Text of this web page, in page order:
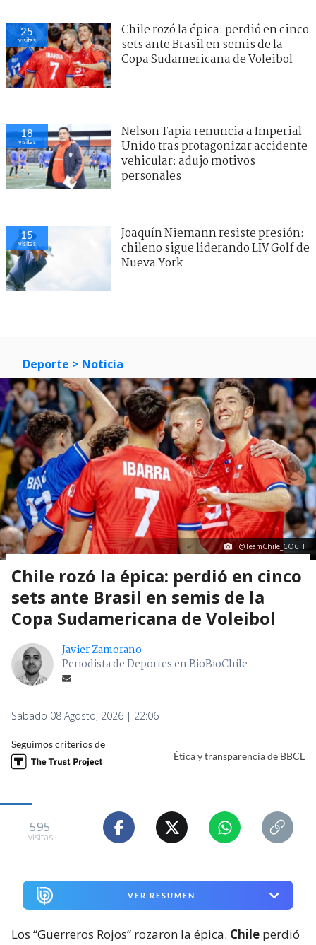
25
visitas
Chile rozó la épica: perdió en cinco
sets ante Brasil en semis de la
Copa Sudamericana de Voleibol
18
visitas
Nelson Tapia renuncia a Imperial
Unido tras protagonizar accidente
vehicular: adujo motivos
personales
15
visitas
Joaquín Niemann resiste presión:
chileno sigue liderando LIV Golf de
Nueva York
Deporte > Noticia
@TeamChile_COCH
Chile rozó la épica: perdió en cinco
sets ante Brasil en semis de la
Copa Sudamericana de Voleibol
Javier Zamorano
Periodista de Deportes en BioBioChile
Sábado 08 Agosto, 2026 | 22:06
Seguimos criterios de
Ética y transparencia de BBCL
595
visitas
VER RESUMEN
Los “Guerreros Rojos” rozaron la épica. Chile perdió